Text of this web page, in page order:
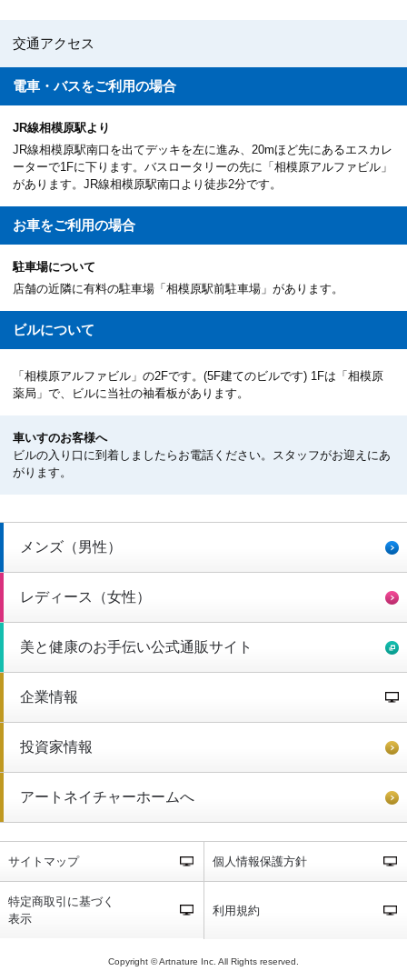
交通アクセス
電車・バスをご利用の場合
JR線相模原駅より
JR線相模原駅南口を出てデッキを左に進み、20mほど先にあるエスカレ
ーターで1Fに下ります。バスロータリーの先に「相模原アルファビル」
があります。JR線相模原駅南口より徒歩2分です。
お車をご利用の場合
駐車場について
店舗の近隣に有料の駐車場「相模原駅前駐車場」があります。
ビルについて
「相模原アルファビル」の2Fです。(5F建てのビルです) 1Fは「相模原
薬局」で、ビルに当社の袖看板があります。
車いすのお客様へ
ビルの入り口に到着しましたらお電話ください。スタッフがお迎えにあ
がります。
メンズ（男性）
レディース（女性）
美と健康のお手伝い公式通販サイト
企業情報
投資家情報
アートネイチャーホームへ
サイトマップ 個人情報保護方針
特定商取引に基づく
表示
利用規約
Copyright © Artnature Inc. All Rights reserved.